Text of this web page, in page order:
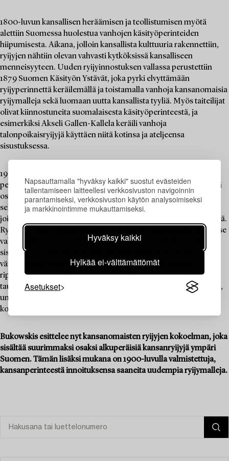
Napsauttamalla "hyväksy kaikki" suostut evästeiden
tallentamiseen laitteellesi verkkosivuston navigoinnin
parantamiseksi, verkkosivuston käytön analysoimiseksi
ja markkinointimme mukauttamiseksi.
Hyväksy kaikki
Hylkää ei-välttämättömät
Asetukset
1800-luvun kansallisen heräämisen ja teollistumisen myötä
alettiin Suomessa huolestua vanhojen käsityöperinteiden
hiipumisesta. Aikana, jolloin kansallista kulttuuria rakennettiin,
ryijyjen nähtiin olevan vahvasti kytköksissä kansalliseen
menneisyyteen. Uuden ryijyinnostuksen vallassa perustettiin
1879 Suomen Käsityön Ystävät, joka pyrki elvyttämään
ryijyperinnettä keräilemällä ja toistamalla vanhoja kansanomaisia
ryijymalleja sekä luomaan uutta kansallista tyyliä. Myös taiteilijat
olivat kiinnostuneita suomalaisesta käsityöperinteestä, ja
esimerkiksi Akseli Gallen-Kallela keräili vanhoja
talonpoikaisryijyjä käyttäen niitä kotinsa ja ateljeensa
sisustuksessa.
1900-luvulle tultaessa ryijyn käyttötarkoitus muuttui, kun
perinteisesti peitteenä käytetty tekstiili sai uuden paikan seinällä
osana muodikasta sisustusta – vanhan kansanomaisen ryijyn ja
sellaisen pohjalta tehdyn toisinnon erottaakin usein hapsuista,
joista tuli olennainen osa seinälle ripustettavaa uudenlaista ryijyä.
Ryijyn arvostus oli huipussaan 1900-luvun alkupuolella, jolloin se
vakiinnutti asemansta keskeinenä osana suomalaisen kodin
sisustusta. Koko sisustus suunniteltiin usein ryijyn ja sen
värimaailman ehdoilla, ja erilaiset merkkipäivät joulua ja
rippijuhlia myöten ikuistettiin perhe-albumien valokuviin ryijy
taustallaan. Onkin perustelua sanoa, että ryijy on kestänyt aikaa,
unohtuen välillä vintille ja nousten sieltä jälleen parrasvaloihin
kodin paraatipaikalle.
Bukowskis esittelee nyt kansanomaisten ryijyjen kokoelman, joka
sisältää suurimmaksi osaksi alkuperäisiä kansanryijyjä ympäri
Suomen. Tämän lisäksi mukana on 1900-luvulla valmistettuja,
kansanperinteestä innoituksensa saaneita uudempia ryijymalleja.